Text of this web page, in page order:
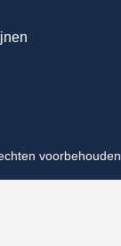
voorbehouden.